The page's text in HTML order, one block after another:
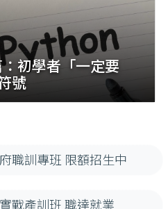
初學者「一定要
號
職訓專班 限額招生中
戰產訓班 職達就業